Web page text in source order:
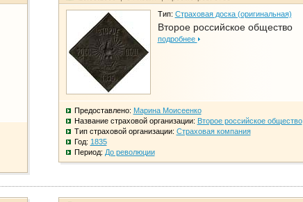
Тип: Страховая доска (оригинальная)
Второе российское общество
подробнее
Предоставлено: Марина Моисеенко
Название страховой организации: Второе российское общество
Тип страховой организации: Страховая компания
Год: 1835
Период: До революции